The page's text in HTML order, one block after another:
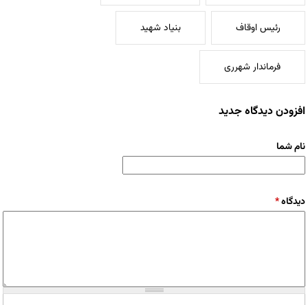
رئیس اوقاف بنیاد شهید
فرماندار شهرری
افزودن دیدگاه جدید
نام شما
دیدگاه*